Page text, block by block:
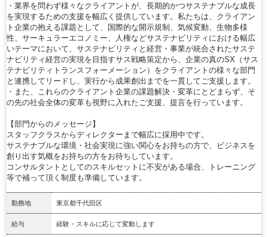
・業界を問わず様々なクライアントが、長期的かつサステナブルな成長
を実現するための支援を幅広く提供しています。私たちは、クライアン
ト企業の抱える課題として、国際的な開示規制、気候変動、生物多様
性、サーキュラーエコノミー、人権などサステナビリティにおける幅広
いテーマにおいて、サステナビリティと経営・事業が統合されたサステ
ナビリティ経営の実現を目指すサス戦略策定から、企業の真のSX（サス
テナビリティトランスフォーメーション）をクライアントの様々な部門
と連携してリードし、実行から成果創出までを一貫してご支援します。
・また、これらのクライアント企業の課題解決・変革にとどまらず、そ
の先の社会全体の変革も視野に入れたご支援、提言を行っています。
【部門からのメッセージ】
スタッフクラスからディレクターまで幅広に採用中です。
サステナブルな環境・社会実現に強い関心をお持ちの方で、ビジネスを
創り出す気概をお持ちの方をお待ちしています。
コンサルタントとしてのスキルセットに不安がある場合、トレーニング
等で補って頂く制度も準備しています。
勤務地 東京都千代田区
給与 経験・スキルに応じて変動します